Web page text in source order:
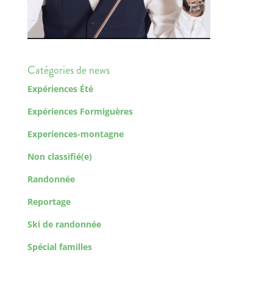
Catégories de news
Expériences Été
Expériences Formiguères
Experiences-montagne
Non classifié(e)
Randonnée
Reportage
Ski de randonnée
Spécial familles